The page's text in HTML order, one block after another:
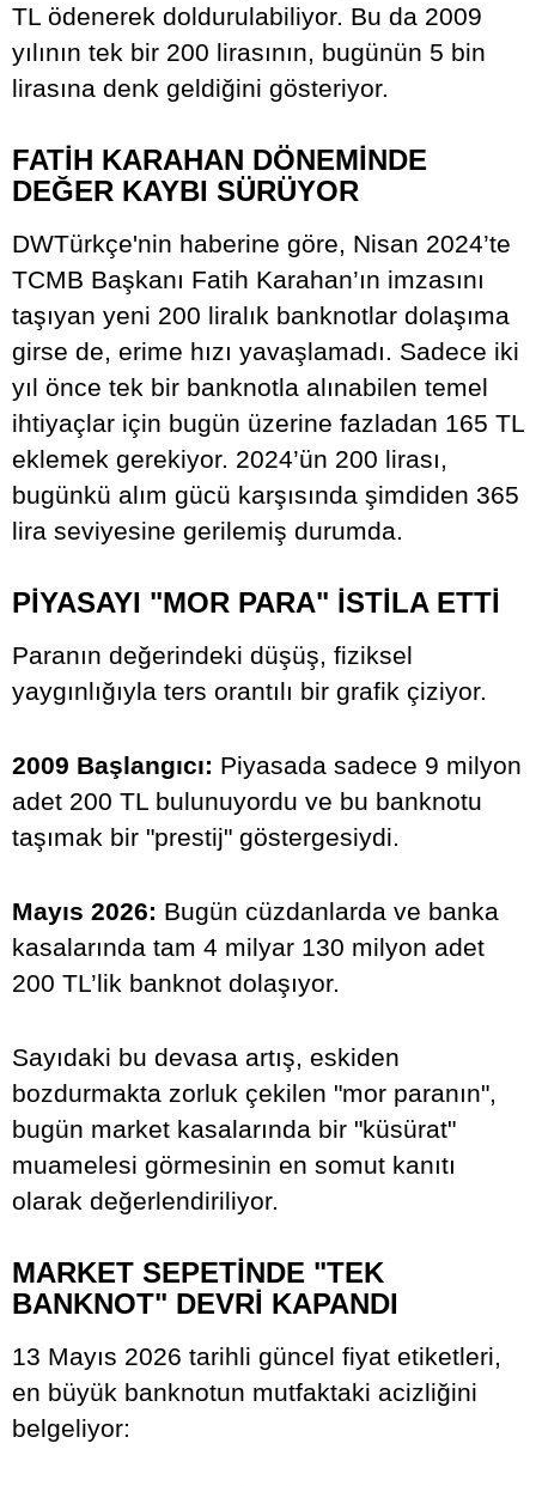
TL ödenerek doldurulabiliyor. Bu da 2009
yılının tek bir 200 lirasının, bugünün 5 bin
lirasına denk geldiğini gösteriyor.
FATİH KARAHAN DÖNEMİNDE
DEĞER KAYBI SÜRÜYOR
DWTürkçe'nin haberine göre, Nisan 2024’te
TCMB Başkanı Fatih Karahan’ın imzasını
taşıyan yeni 200 liralık banknotlar dolaşıma
girse de, erime hızı yavaşlamadı. Sadece iki
yıl önce tek bir banknotla alınabilen temel
ihtiyaçlar için bugün üzerine fazladan 165 TL
eklemek gerekiyor. 2024’ün 200 lirası,
bugünkü alım gücü karşısında şimdiden 365
lira seviyesine gerilemiş durumda.
PİYASAYI "MOR PARA" İSTİLA ETTİ
Paranın değerindeki düşüş, fiziksel
yaygınlığıyla ters orantılı bir grafik çiziyor.
2009 Başlangıcı: Piyasada sadece 9 milyon
adet 200 TL bulunuyordu ve bu banknotu
taşımak bir "prestij" göstergesiydi.
Mayıs 2026: Bugün cüzdanlarda ve banka
kasalarında tam 4 milyar 130 milyon adet
200 TL’lik banknot dolaşıyor.
Sayıdaki bu devasa artış, eskiden
bozdurmakta zorluk çekilen "mor paranın",
bugün market kasalarında bir "küsürat"
muamelesi görmesinin en somut kanıtı
olarak değerlendiriliyor.
MARKET SEPETİNDE "TEK
BANKNOT" DEVRİ KAPANDI
13 Mayıs 2026 tarihli güncel fiyat etiketleri,
en büyük banknotun mutfaktaki acizliğini
belgeliyor: